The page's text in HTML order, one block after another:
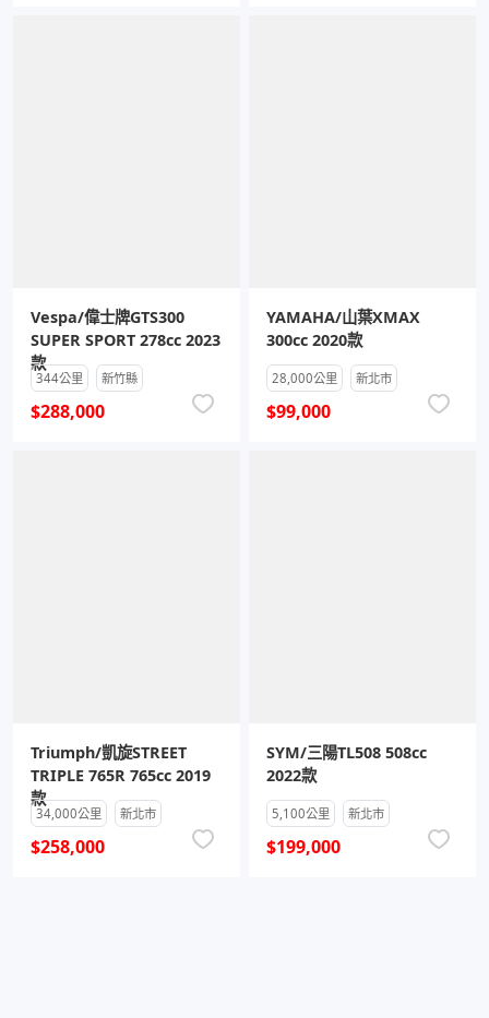
Vespa/偉士牌GTS300
SUPER SPORT 278cc 2023
款
344公里 新竹縣
$288,000
YAMAHA/山葉XMAX
300cc 2020款
28,000公里 新北市
$99,000
Triumph/凱旋STREET
TRIPLE 765R 765cc 2019
款
34,000公里 新北市
$258,000
SYM/三陽TL508 508cc
2022款
5,100公里 新北市
$199,000